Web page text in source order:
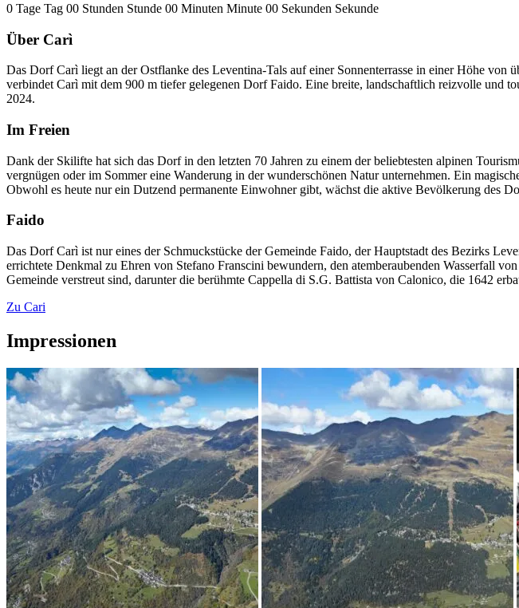
0 Tage Tag 00 Stunden Stunde 00 Minuten Minute 00 Sekunden Sekunde
Über Carì
Das Dorf Carì liegt an der Ostflanke des Leventina-Tals auf einer Sonnenterrasse in einer Höhe von
verbindet Carì mit dem 900 m tiefer gelegenen Dorf Faido. Eine breite, landschaftlich reizvolle und
2024.
Im Freien
Dank der Skilifte hat sich das Dorf in den letzten 70 Jahren zu einem der beliebtesten alpinen
vergnügen oder im Sommer eine Wanderung in der wunderschönen Natur unternehmen. Ein
Obwohl es heute nur ein Dutzend permanente Einwohner gibt, wächst die aktive Bevölkerung des
Faido
Das Dorf Carì ist nur eines der Schmuckstücke der Gemeinde Faido, der Hauptstadt des Bezirks
errichtete Denkmal zu Ehren von Stefano Franscini bewundern, den atemberaubenden Wasserfall
Gemeinde verstreut sind, darunter die berühmte Cappella di S.G. Battista von Calonico, die 1642
Zu Cari
Impressionen